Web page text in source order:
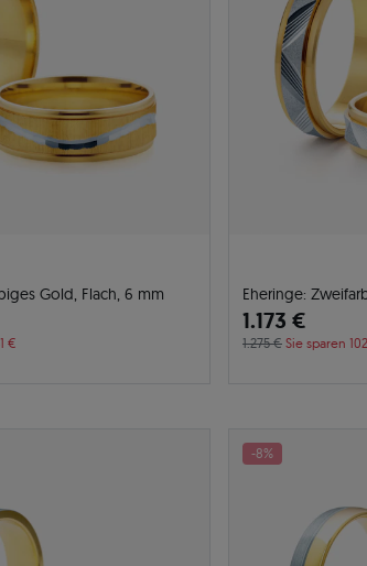
Gold, Flach, 6 mm
€
Eheringe:
1.173 €
1.275 € Sie sparen
-8%